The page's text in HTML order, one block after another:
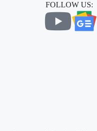
FOLLOW US: